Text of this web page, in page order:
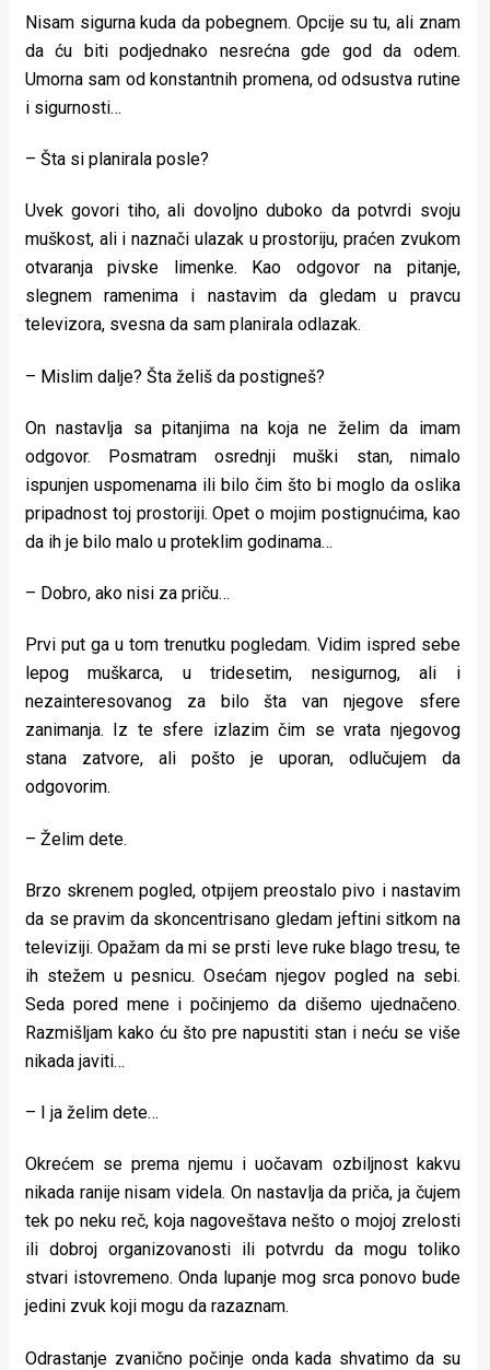
Promo
About
Urban
Magazin
Nisam sigurna kuda da pobegnem. Opcije su tu, ali znam
da ću biti podjednako nesrećna gde god da odem.
Umorna sam od konstantnih promena, od odsustva rutine
i sigurnosti…
– Šta si planirala posle?
Uvek govori tiho, ali dovoljno duboko da potvrdi svoju
muškost, ali i naznači ulazak u prostoriju, praćen zvukom
otvaranja pivske limenke. Kao odgovor na pitanje,
slegnem ramenima i nastavim da gledam u pravcu
televizora, svesna da sam planirala odlazak.
– Mislim dalje? Šta želiš da postigneš?
On nastavlja sa pitanjima na koja ne želim da imam
odgovor. Posmatram osrednji muški stan, nimalo
ispunjen uspomenama ili bilo čim što bi moglo da oslika
pripadnost toj prostoriji. Opet o mojim postignućima, kao
da ih je bilo malo u proteklim godinama…
– Dobro, ako nisi za priču…
Prvi put ga u tom trenutku pogledam. Vidim ispred sebe
lepog muškarca, u tridesetim, nesigurnog, ali i
nezainteresovanog za bilo šta van njegove sfere
zanimanja. Iz te sfere izlazim čim se vrata njegovog
stana zatvore, ali pošto je uporan, odlučujem da
odgovorim.
– Želim dete.
Brzo skrenem pogled, otpijem preostalo pivo i nastavim
da se pravim da skoncentrisano gledam jeftini sitkom na
televiziji. Opažam da mi se prsti leve ruke blago tresu, te
ih stežem u pesnicu. Osećam njegov pogled na sebi.
Seda pored mene i počinjemo da dišemo ujednačeno.
Razmišljam kako ću što pre napustiti stan i neću se više
nikada javiti…
– I ja želim dete…
Okrećem se prema njemu i uočavam ozbiljnost kakvu
nikada ranije nisam videla. On nastavlja da priča, ja čujem
tek po neku reč, koja nagoveštava nešto o mojoj zrelosti
ili dobroj organizovanosti ili potvrdu da mogu toliko
stvari istovremeno. Onda lupanje mog srca ponovo bude
jedini zvuk koji mogu da razaznam.
Odrastanje zvanično počinje onda kada shvatimo da su